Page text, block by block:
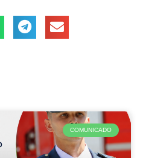
COMUNICADO